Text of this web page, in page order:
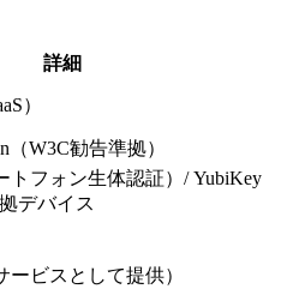
詳細
）
（W3C勧告準拠）
トフォン生体認証）/ YubiKey
デバイス
ビスとして提供）